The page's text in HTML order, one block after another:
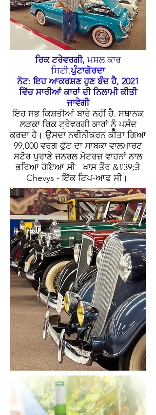
ਰਿਕ ਟਰੇਵਰਗੀ, ਮਸਲ ਕਾਰ
ਸਿਟੀ,ਪੁੰਟਾਗੋਰਦਾ
ਨੋਟ: ਇਹ ਆਕਰਸ਼ਣ ਹੁਣ ਬੰਦ ਹੈ, 2021
ਵਿੱਚ ਸਾਰੀਆਂ ਕਾਰਾਂ ਦੀ ਨਿਲਾਮੀ ਕੀਤੀ
ਜਾਵੇਗੀ
ਇਹ ਸਭ ਕਿਸ਼ਤੀਆਂ ਬਾਰੇ ਨਹੀਂ ਹੈ. ਸਥਾਨਕ
ਲੜਕਾ ਰਿਕ ਟ੍ਰੇਵਰਗੀ ਕਾਰਾਂ ਨੂੰ ਪਸੰਦ
ਕਰਦਾ ਹੈ। ਉਸਦਾ ਨਵੀਨੀਕਰਨ ਕੀਤਾ ਗਿਆ
99,000 ਵਰਗ ਫੁੱਟ ਦਾ ਸਾਬਕਾ ਵਾਲਮਾਰਟ
ਸਟੋਰ ਪੁਰਾਣੇ ਜਨਰਲ ਮੋਟਰਜ਼ ਵਾਹਨਾਂ ਨਾਲ
ਭਰਿਆ ਹੋਇਆ ਸੀ - ਖਾਸ ਤੌਰ &#39;ਤੇ
Chevys - ਇੱਕ ਟਿਪ-ਆਫ ਸੀ।